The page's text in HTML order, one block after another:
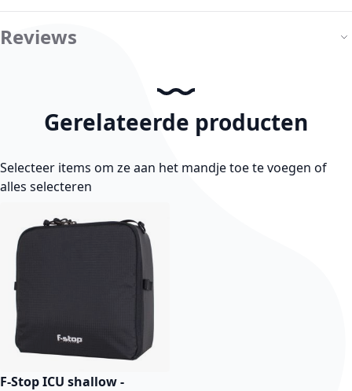
Reviews
Gerelateerde producten
Selecteer items om ze aan het mandje toe te voegen of
alles selecteren
F-Stop ICU shallow -